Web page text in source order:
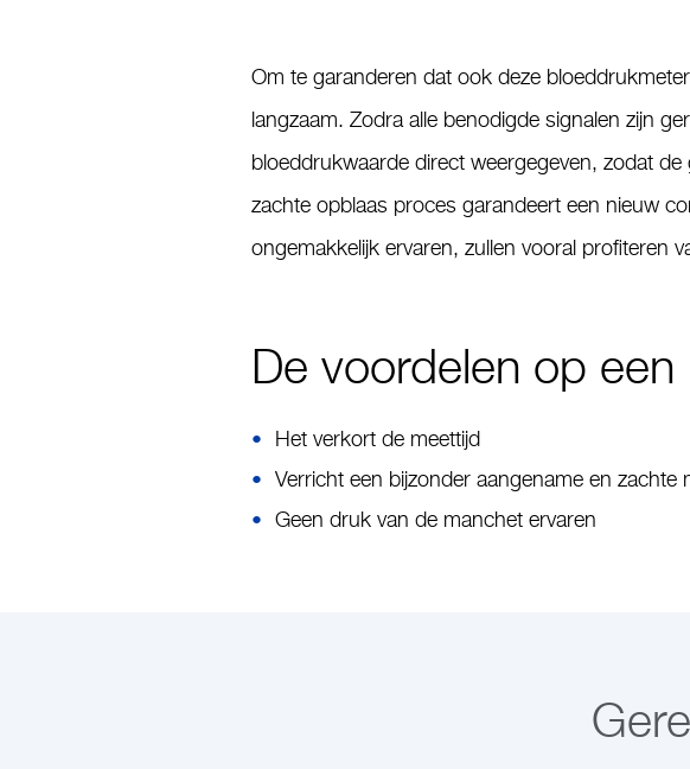
Om te garanderen dat ook deze
langzaam. Zodra alle benodigde signalen zijn
bloeddrukwaarde direct weergegeven, zodat
zachte opblaas proces garandeert een nieuw
ongemakkelijk ervaren, zullen vooral profiteren
De voordelen op een
Het verkort de meettijd
Verricht een bijzonder aangename en zachte
Geen druk van de manchet ervaren